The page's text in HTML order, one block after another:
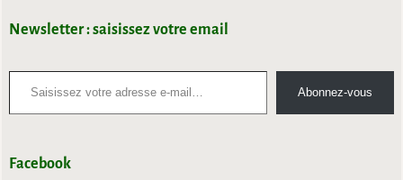
Newsletter : saisissez votre email
Abonnez-vous
Facebook